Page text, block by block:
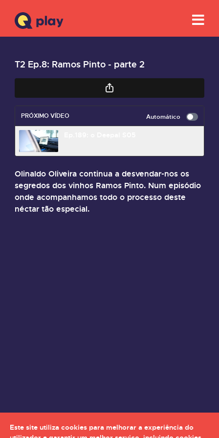
T2 Ep.8: Ramos Pinto - parte 2
PRÓXIMO VÍDEO Automático
Olinaldo Oliveira continua a desvendar-nos os
segredos dos vinhos Ramos Pinto. Num episódio
onde acompanhamos todo o processo deste
néctar tão especial.
Este site utiliza cookies para melhorar a experiência do